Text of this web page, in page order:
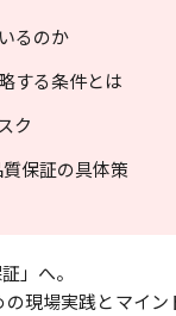
るのか
する条件とは
ク
保証の具体策
」へ。
現場実践とマイン